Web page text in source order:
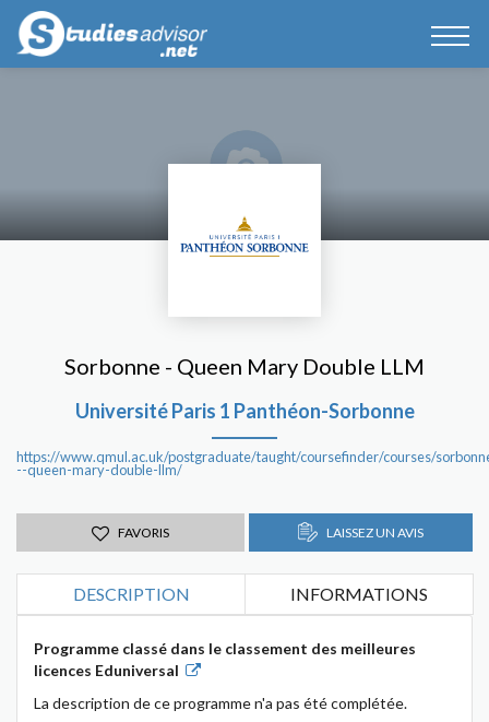
Sorbonne - Queen Mary Double LLM
Université Paris 1 Panthéon-Sorbonne
https://www.qmul.ac.uk/postgraduate/taught/coursefinder/courses/
--queen-mary-double-llm/
FAVORIS LAISSEZ UN AVIS
DESCRIPTION INFORMATIONS
Programme classé dans le classement des meilleures
licences Eduniversal
La description de ce programme n'a pas été complétée.